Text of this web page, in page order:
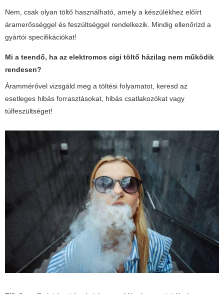
Nem, csak olyan töltő használható, amely a készülékhez előírt
áramerősséggel és feszültséggel rendelkezik. Mindig ellenőrizd a
gyártói specifikációkat!
Mi a teendő, ha az elektromos cigi töltő házilag nem működik
rendesen?
Árammérővel vizsgáld meg a töltési folyamatot, keresd az
esetleges hibás forrasztásokat, hibás csatlakozókat vagy
túlfeszültséget!